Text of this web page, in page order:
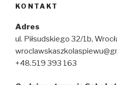
KONTAKT
Adres
ul. Piłsudskiego 32/1b,
+48.519 393 163